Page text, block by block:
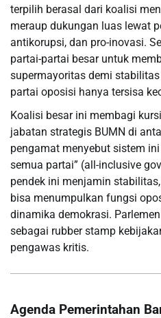
terpilih berasal dari koalisi
meraup dukungan luas lewat
antikorupsi, dan pro-inovasi.
partai-partai besar untuk
supermayoritas demi
partai oposisi hanya tersisa
Koalisi besar ini membagi
jabatan strategis BUMN di
pengamat menyebut sistem
semua partai” (all-inclusive
pendek ini menjamin
bisa menumpulkan fungsi
dinamika demokrasi.
sebagai rubber stamp
pengawas kritis.
Agenda Pemerintahan